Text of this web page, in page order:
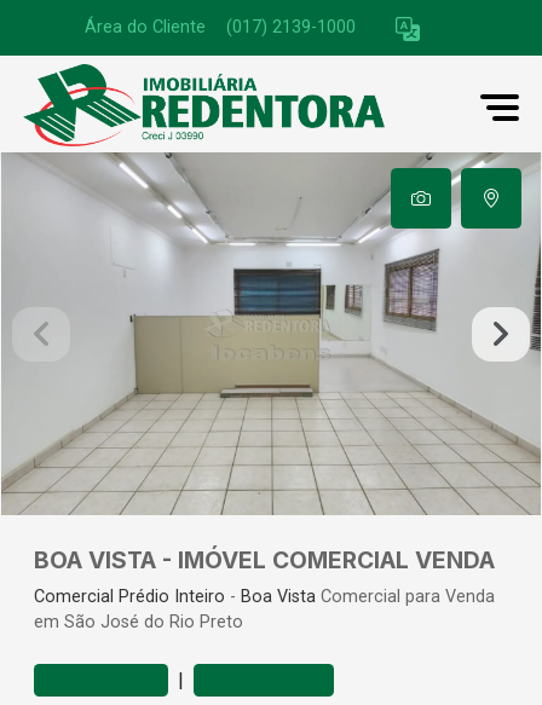
Área do Cliente (017) 2139-1000
BOA VISTA - IMÓVEL COMERCIAL VENDA
Comercial Prédio Inteiro - Boa Vista Comercial para Venda
em São José do Rio Preto
|